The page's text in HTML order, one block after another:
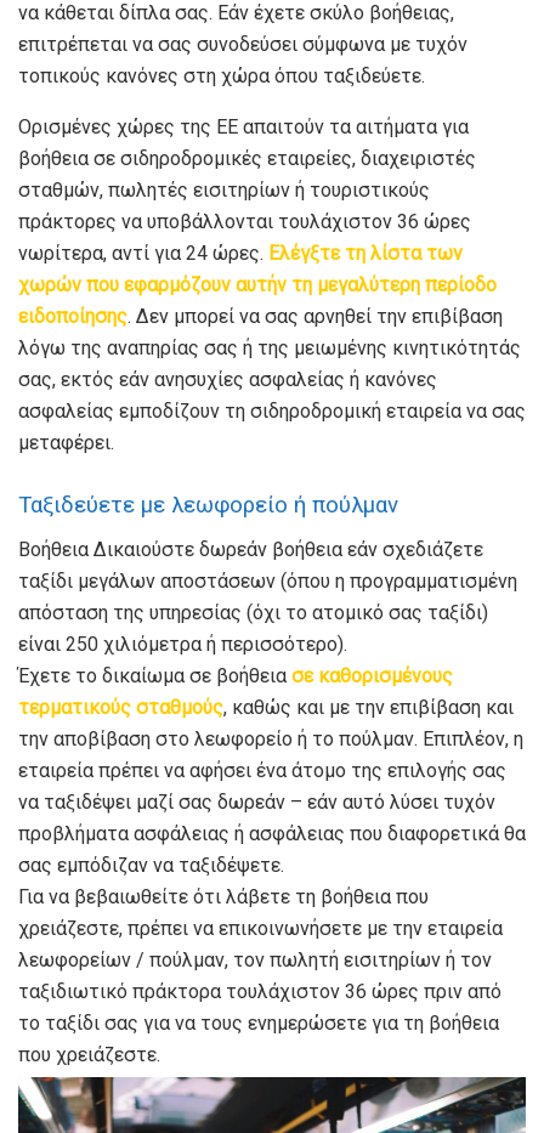
να κάθεται δίπλα σας. Εάν έχετε σκύλο βοήθειας,
επιτρέπεται να σας συνοδεύσει σύμφωνα με τυχόν
τοπικούς κανόνες στη χώρα όπου ταξιδεύετε.
Ορισμένες χώρες της ΕΕ απαιτούν τα αιτήματα για
βοήθεια σε σιδηροδρομικές εταιρείες, διαχειριστές
σταθμών, πωλητές εισιτηρίων ή τουριστικούς
πράκτορες να υποβάλλονται τουλάχιστον 36 ώρες
νωρίτερα, αντί για 24 ώρες. Ελέγξτε τη λίστα των
χωρών που εφαρμόζουν αυτήν τη μεγαλύτερη περίοδο
ειδοποίησης. Δεν μπορεί να σας αρνηθεί την επιβίβαση
λόγω της αναπηρίας σας ή της μειωμένης κινητικότητάς
σας, εκτός εάν ανησυχίες ασφαλείας ή κανόνες
ασφαλείας εμποδίζουν τη σιδηροδρομική εταιρεία να σας
μεταφέρει.
Ταξιδεύετε με λεωφορείο ή πούλμαν
Βοήθεια Δικαιούστε δωρεάν βοήθεια εάν σχεδιάζετε
ταξίδι μεγάλων αποστάσεων (όπου η προγραμματισμένη
απόσταση της υπηρεσίας (όχι το ατομικό σας ταξίδι)
είναι 250 χιλιόμετρα ή περισσότερο).
Έχετε το δικαίωμα σε βοήθεια σε καθορισμένους
τερματικούς σταθμούς, καθώς και με την επιβίβαση και
την αποβίβαση στο λεωφορείο ή το πούλμαν. Επιπλέον, η
εταιρεία πρέπει να αφήσει ένα άτομο της επιλογής σας
να ταξιδέψει μαζί σας δωρεάν – εάν αυτό λύσει τυχόν
προβλήματα ασφάλειας ή ασφάλειας που διαφορετικά θα
σας εμπόδιζαν να ταξιδέψετε.
Για να βεβαιωθείτε ότι λάβετε τη βοήθεια που
χρειάζεστε, πρέπει να επικοινωνήσετε με την εταιρεία
λεωφορείων / πούλμαν, τον πωλητή εισιτηρίων ή τον
ταξιδιωτικό πράκτορα τουλάχιστον 36 ώρες πριν από
το ταξίδι σας για να τους ενημερώσετε για τη βοήθεια
που χρειάζεστε.